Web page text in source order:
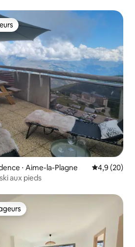
⋅ Aime-la-Plagne Évaluation
4,9 (20)
aux pieds
les plus appréciés